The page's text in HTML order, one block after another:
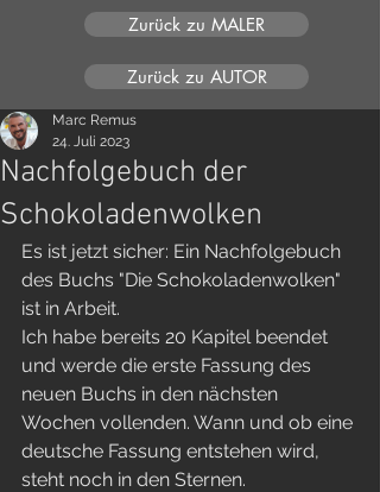
Zurück zu MALER
Zurück zu AUTOR
Nachfolgebuch der
Schokoladenwolken
Marc Remus
24. Juli 2023
Es ist jetzt sicher: Ein Nachfolgebuch
des Buchs "Die Schokoladenwolken"
ist in Arbeit.
Ich habe bereits 20 Kapitel beendet
und werde die erste Fassung des
neuen Buchs in den nächsten
Wochen vollenden. Wann und ob eine
deutsche Fassung entstehen wird,
steht noch in den Sternen.